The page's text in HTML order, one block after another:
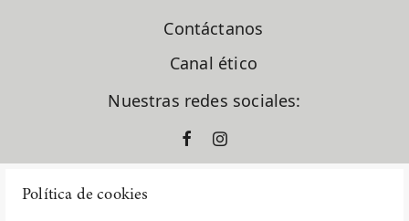
Política de cookies
Contáctanos
Canal ético
Nuestras redes sociales: